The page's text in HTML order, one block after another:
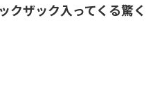
クザック入ってくる驚く